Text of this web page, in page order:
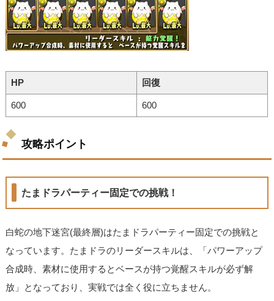
HP 回復
600 600
攻略ポイント
たまドラパーティー固定での挑戦！
白蛇の地下迷宮(最終層)はたまドラパーティー固定での挑戦と
なっています。たまドラのリーダースキルは、「パワーアップ
合成時、素材に使用するとベースが持つ覚醒スキルが必ず解
放」となっており、実戦では全く役に立ちません。